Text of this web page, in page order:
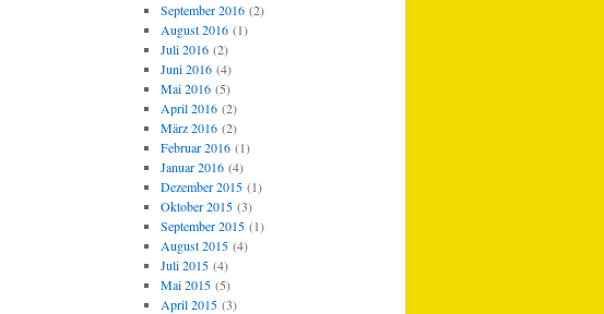
September 2016(2)
August 2016(1)
Juli 2016(2)
Juni 2016(4)
Mai 2016(5)
April 2016(2)
März 2016(2)
Februar 2016(1)
Januar 2016(4)
Dezember 2015(1)
Oktober 2015(3)
September 2015(1)
August 2015(4)
Juli 2015(4)
Mai 2015(5)
April 2015(3)